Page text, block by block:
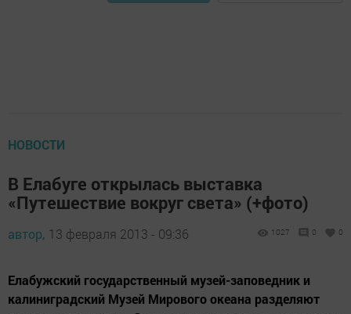
НОВОСТИ
В Елабуге открылась выставка
«Путешествие вокруг света» (+фото)
автор, 13 февраля 2013 - 09:36 1027 0 0
Елабужский государственный музей-заповедник и
калиниградский Музей Мирового океана разделяют